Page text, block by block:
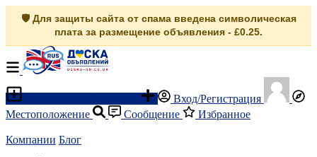
🛡️ Для защиты сайта от спама введена символическая
плата за размещение объявления - £0.25.
Вход/Регистрация
Местоположение
Сообщение Избранное
Компании Блог